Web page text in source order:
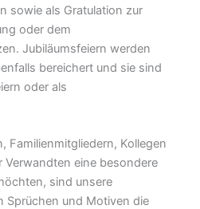
sowie als Gratulation zur
oder dem
Jubiläumsfeiern werden
bereichert und sie sind
oder als
Familienmitgliedern, Kollegen
Verwandten eine besondere
sind unsere
Sprüchen und Motiven die